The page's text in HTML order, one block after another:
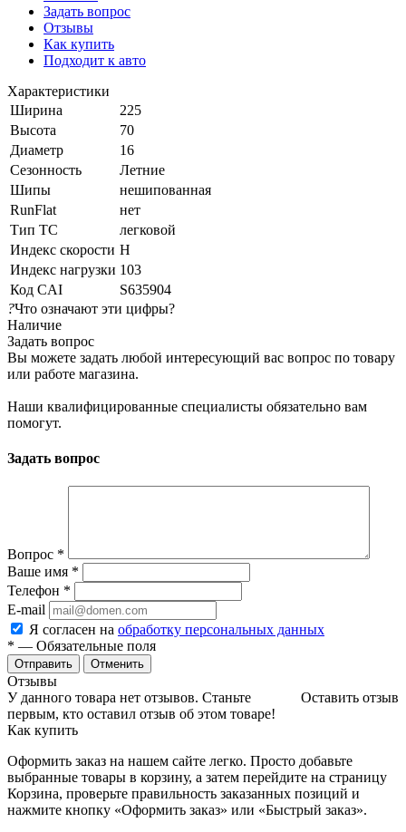
Задать вопрос
Отзывы
Как купить
Подходит к авто
Характеристики
Ширина
225
Высота
70
Диаметр
16
Сезонность
Летние
Шипы
нешипованная
RunFlat
нет
Тип ТС
легковой
Индекс скорости H
Индекс нагрузки 103
Код CAI
S635904
?Что означают эти цифры?
Наличие
Задать вопрос
Вы можете задать любой интересующий вас вопрос по товару
или работе магазина.
Наши квалифицированные специалисты обязательно вам
помогут.
Задать вопрос
Вопрос *
Ваше имя *
Телефон *
E-mail
Я согласен на обработку персональных данных
* — Обязательные поля
Отменить
Отзывы
Оставить отзыв
У данного товара нет отзывов. Станьте
первым, кто оставил отзыв об этом товаре!
Как купить
Оформить заказ на нашем сайте легко. Просто добавьте
выбранные товары в корзину, а затем перейдите на страницу
Корзина, проверьте правильность заказанных позиций и
нажмите кнопку «Оформить заказ» или «Быстрый заказ».